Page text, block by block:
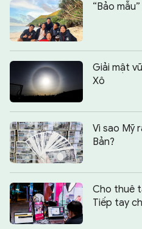
“Bảo
Giải mật
Xô
Vì sao Mỹ
Bản?
Cho thuê
Tiếp tay